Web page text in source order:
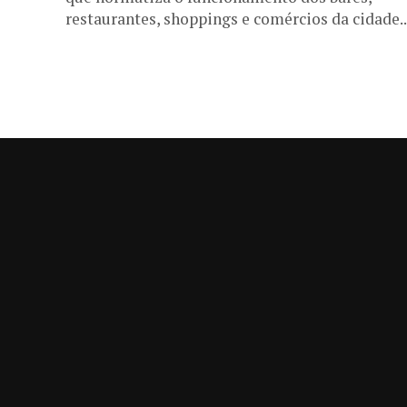
restaurantes, shoppings e comércios da